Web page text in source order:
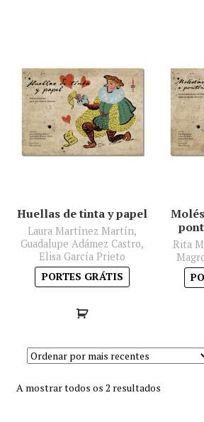
Carrinho
Minha conta
Política de privacidade
Mapa do site
Huellas de tinta y papel
Laura Martínez Martín,
Guadalupe Adámez Castro,
Elisa García Prieto
PORTES GRÁTIS
Rita
A mostrar todos os 2 resultadosSorted